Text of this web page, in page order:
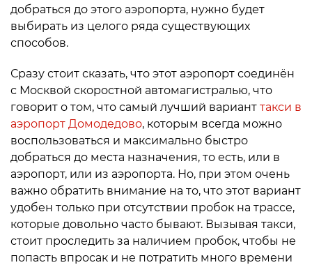
добраться до этого аэропорта, нужно будет
выбирать из целого ряда существующих
способов.
Сразу стоит сказать, что этот аэропорт соединён
с Москвой скоростной автомагистралью, что
говорит о том, что самый лучший вариант такси в
аэропорт Домодедово, которым всегда можно
воспользоваться и максимально быстро
добраться до места назначения, то есть, или в
аэропорт, или из аэропорта. Но, при этом очень
важно обратить внимание на то, что этот вариант
удобен только при отсутствии пробок на трассе,
которые довольно часто бывают. Вызывая такси,
стоит проследить за наличием пробок, чтобы не
попасть впросак и не потратить много времени